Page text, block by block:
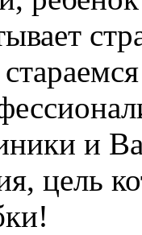
и
цель